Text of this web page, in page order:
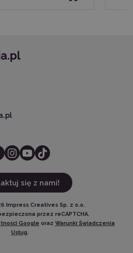
się z nami!
Impress Creatives Sp. z o.o.
przez reCAPTCHA.
Google oraz Warunki Świadczenia
Usług.